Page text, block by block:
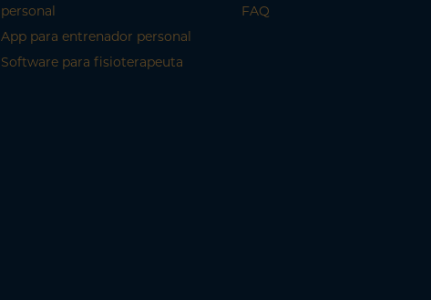
personal
App para entrenador personal
Software para fisioterapeuta
FAQ